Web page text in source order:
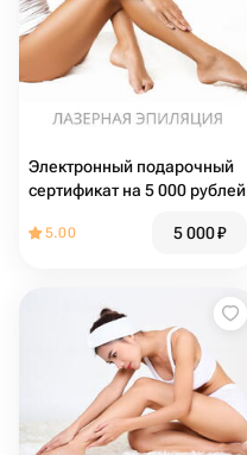
Электронный подарочный
сертификат на 5 000 рублей
5.00 5 000₽